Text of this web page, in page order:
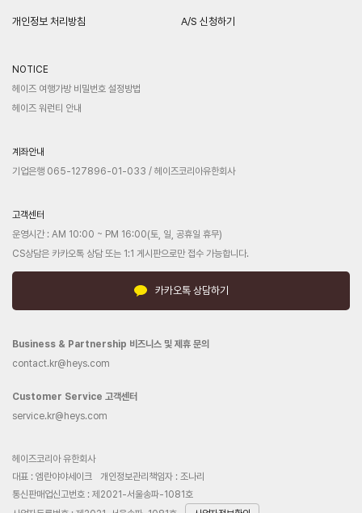
개인정보 처리방침 A/S 신청하기
NOTICE
헤이즈 여행가방 비밀번호 설정방법
헤이즈 워런티 안내
계좌안내
기업은행 065-127896-01-033 / 헤이즈코리아유한회사
고객센터
운영시간 : AM 10:00 ~ PM 16:00(토, 일, 공휴일 휴무)
CS상담은 카카오톡 상담 또는 1:1 게시판으로만 접수 가능합니다.
카카오톡 상담하기
Business & Partnership 비즈니스 및 제휴 문의
contact.kr@heys.com
Customer Service 고객센터
service.kr@heys.com
헤이즈코리아 유한회사
대표 : 엠란야야세이크
개인정보관리책임자 : 조나리
통신판매업신고번호 : 제2021-서울송파-1081호